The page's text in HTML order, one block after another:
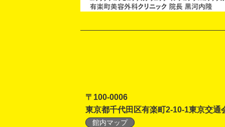
〒100-0006
東京都千代田区有楽町2-10-1東京交通
館内マップ